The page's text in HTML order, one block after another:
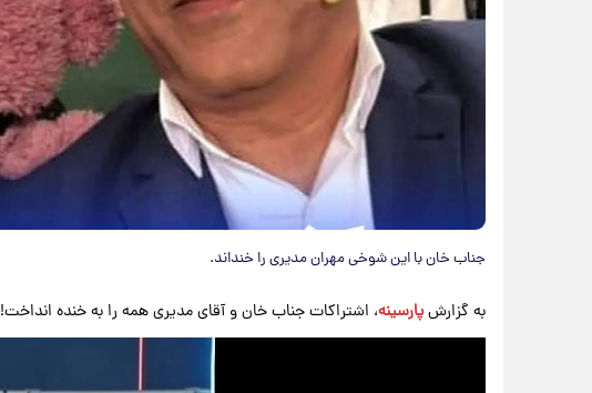
جناب خان با این شوخی مهران مدیری را خنداند.
به گزارشپارسینه، اشتراکات جناب خان و آقای مدیری همه را به خنده انداخت!